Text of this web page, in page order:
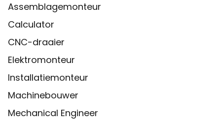
Assemblagemonteur
Calculator
CNC-draaier
Elektromonteur
Installatiemonteur
Machinebouwer
Mechanical Engineer